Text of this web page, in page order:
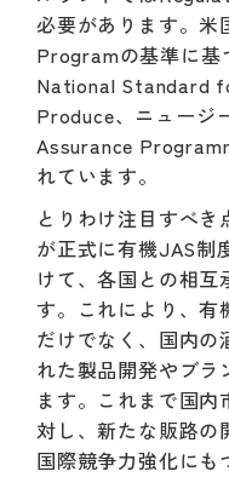
必要があります。
Programの基準に基
National Standard
Produce、ニュージ
Assurance
れています。
とりわけ注目すべき
が正式に有機JAS制
けて、各国との相
す。これにより、有
だけでなく、国内
れた製品開発やブラ
ます。これまで国
対し、新たな販路の
国際競争力強化にも